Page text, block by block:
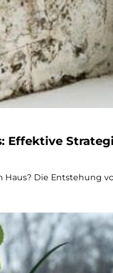
Effektive
Die Entstehung